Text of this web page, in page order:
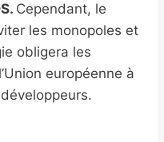
Cependant, le
les monopoles et
obligera les
européenne à